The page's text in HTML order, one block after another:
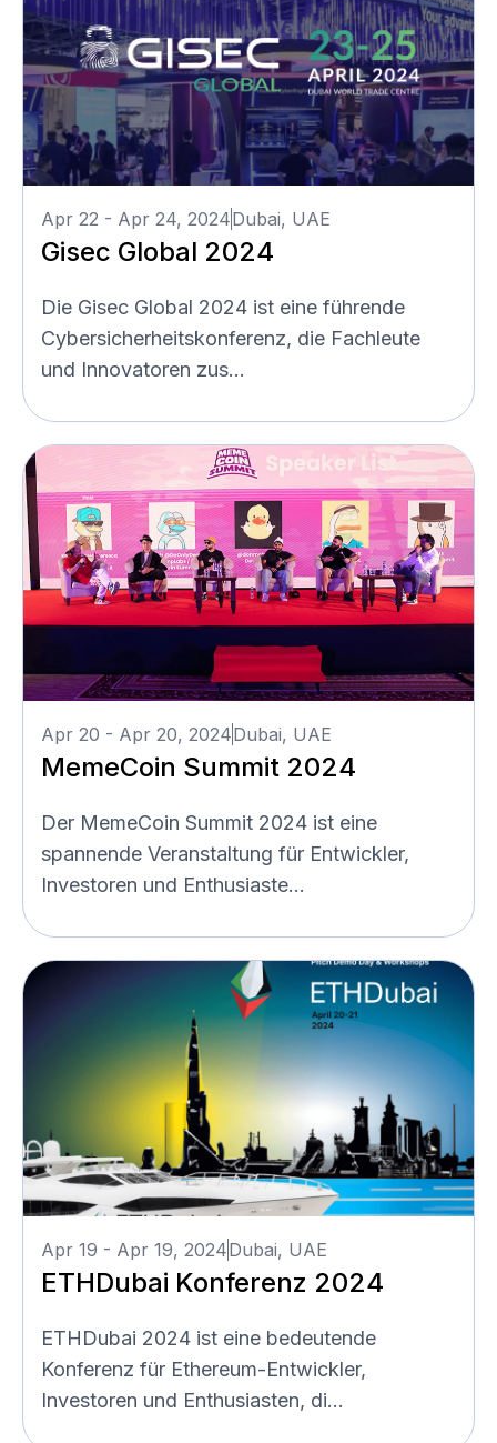
Apr 22 - Apr 24, 2024Dubai, UAE
Gisec Global 2024
Die Gisec Global 2024 ist eine führende
Cybersicherheitskonferenz, die Fachleute
und Innovatoren zus...
Apr 20 - Apr 20, 2024Dubai, UAE
MemeCoin Summit 2024
Der MemeCoin Summit 2024 ist eine
spannende Veranstaltung für Entwickler,
Investoren und Enthusiaste...
Apr 19 - Apr 19, 2024Dubai, UAE
ETHDubai Konferenz 2024
ETHDubai 2024 ist eine bedeutende
Konferenz für Ethereum-Entwickler,
Investoren und Enthusiasten, di...